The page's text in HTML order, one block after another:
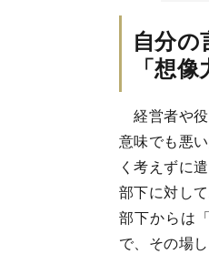
自分
「想
経営者や
意味でも悪
く考えずに
部下に対し
部下からは
で、その場